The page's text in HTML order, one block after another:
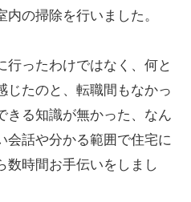
の掃除を行いました。
行ったわけではなく、何と
じたのと、転職間もなかっ
きる知識が無かった、なん
会話や分かる範囲で住宅に
数時間お手伝いをしまし